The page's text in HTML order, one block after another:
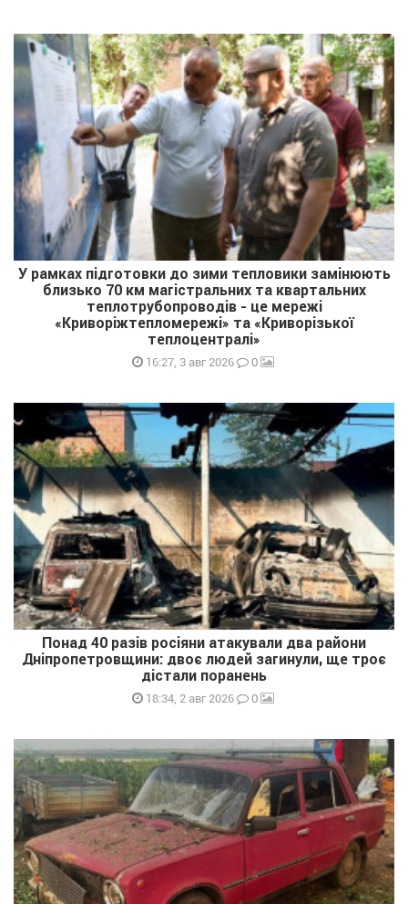
У рамках підготовки до зими тепловики замінюють
близько 70 км магістральних та квартальних
теплотрубопроводів - це мережі
«Криворіжтепломережі» та «Криворізької
теплоцентралі»
16:27, 3 авг 2026 0
Понад 40 разів росіяни атакували два райони
Дніпропетровщини: двоє людей загинули, ще троє
дістали поранень
18:34, 2 авг 2026 0